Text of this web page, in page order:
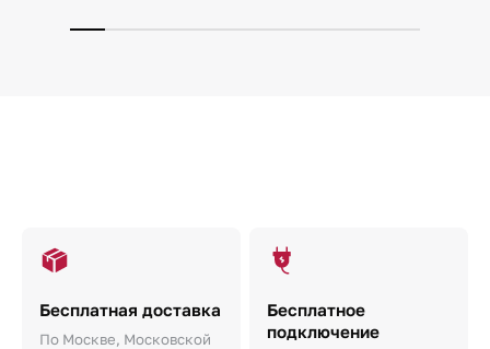
Бесплатная доставка
По Москве, Московской
Бесплатное
подключение